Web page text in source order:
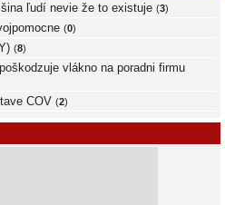
ľudí nevie že to existuje (3)
(0)
(8)
vlákno na poradni firmu
COV (2)